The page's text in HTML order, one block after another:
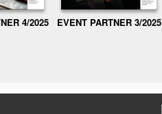
4/2025 EVENT PARTNER 3/2025